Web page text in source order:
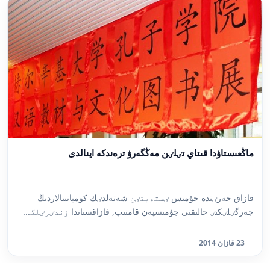
ماڭعىستاۋدا قىتاي تٸلٸن مەڭگەرۋ ترەندكە اينالدى
قازاق جەرٸندە جۇمىس ٸستەيتٸن شەتەلدٸك كومپانييالاردىڭ
جەرگٸلٸكتٸ حالىقتى جۇمىسپەن قامتىپ, قازاقستاندا ٶندٸرٸلگ...
23 قازان 2014